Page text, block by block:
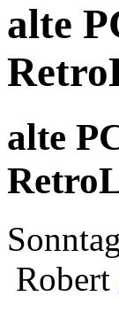
alte
alte
Robert